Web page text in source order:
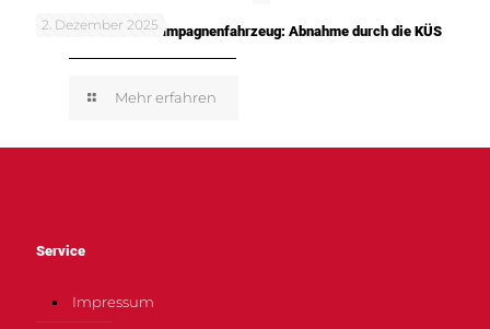
2. Dezember 2025
TUNE IT! SAFE! – Kampagnenfahrzeug: Abnahme durch die KÜS
Mehr erfahren
Service
Impressum